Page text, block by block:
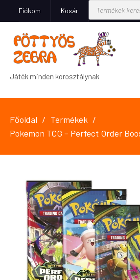
Fiókom Kosár
Játék minden korosztálynak
Főoldal
Termékek
Pokemon TCG – Perfect Order